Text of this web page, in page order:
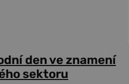
den ve znamení
sektoru